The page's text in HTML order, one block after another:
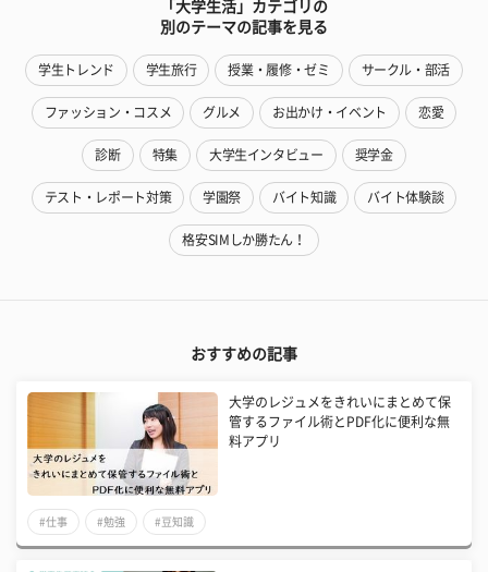
「大学生活」カテゴリの
別のテーマの記事を見る
学生トレンド 学生旅行 授業・履修・ゼミ サークル・部活
ファッション・コスメ グルメ お出かけ・イベント 恋愛
診断 特集 大学生インタビュー 奨学金
テスト・レポート対策 学園祭 バイト知識 バイト体験談
格安SIMしか勝たん！
おすすめの記事
大学のレジュメをきれいにまとめて保
管するファイル術とPDF化に便利な無
料アプリ
#仕事 #勉強 #豆知識